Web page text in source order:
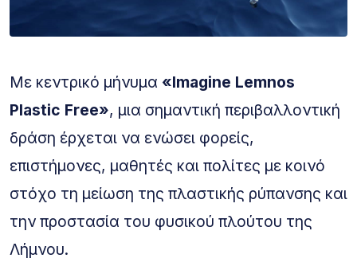
Με κεντρικό μήνυμα «Imagine Lemnos
Plastic Free», μια σημαντική περιβαλλοντική
δράση έρχεται να ενώσει φορείς,
επιστήμονες, μαθητές και πολίτες με κοινό
στόχο τη μείωση της πλαστικής ρύπανσης και
την προστασία του φυσικού πλούτου της
Λήμνου.